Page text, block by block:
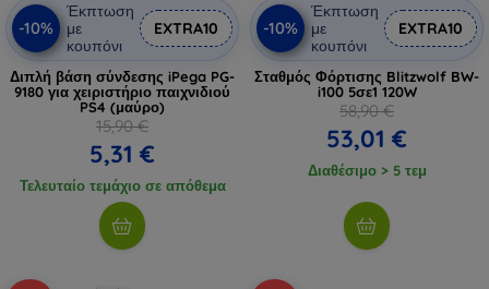
-10%
Έκπτωση
με
κουπόνι
EXTRA10
Διπλή βάση σύνδεσης iPega PG-
9180 για χειριστήριο παιχνιδιού
PS4 (μαύρο)
15,90 €
5,31 €
Τελευταίο τεμάχιο σε απόθεμα
-10%
Έκπτωση
με
κουπόνι
EXTRA10
Σταθμός Φόρτισης Blitzwolf BW-
i100 5σε1 120W
58,90 €
53,01 €
Διαθέσιμο > 5 τεμ